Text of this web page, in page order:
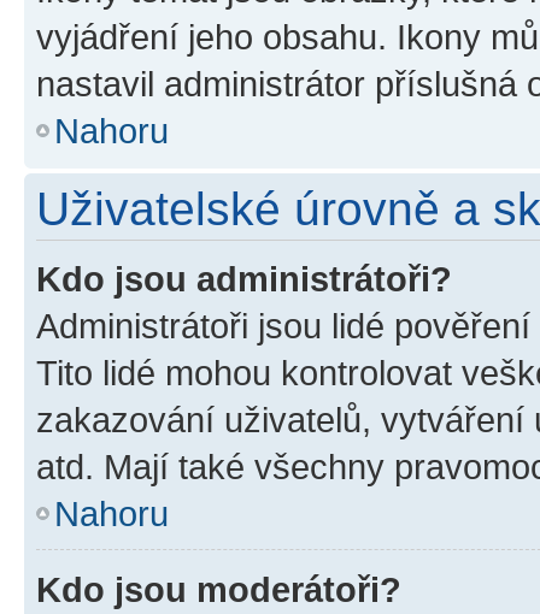
vyjádření jeho obsahu. Ikony
nastavil administrátor příslušná
Nahoru
Uživatelské úrovně a
Kdo jsou administrátoři?
Administrátoři jsou lidé
Tito lidé mohou kontrolovat
zakazování uživatelů,
atd. Mají také všechny
Nahoru
Kdo jsou moderátoři?